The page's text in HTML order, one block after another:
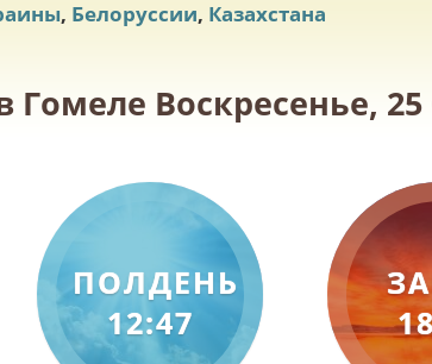
, Белоруссии, Казахстана
Воскресенье, 25
ПОЛДЕНЬ
12:47